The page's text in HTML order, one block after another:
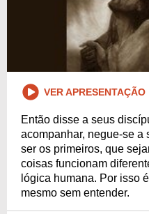
VER APRESENTAÇÃO
Então disse a seus
acompanhar, negue-se a
ser os primeiros, que
coisas funcionam
lógica humana. Por isso
mesmo sem entender.